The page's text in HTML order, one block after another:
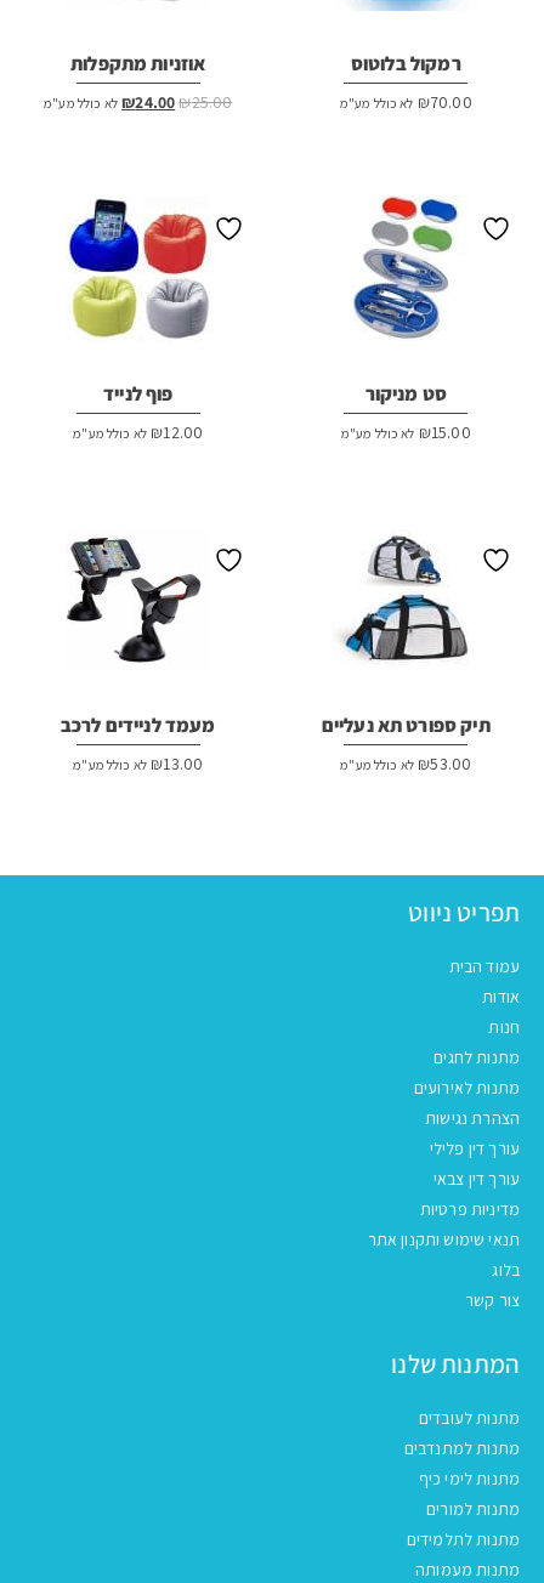
רמקול בלוטוס
₪70.00 לא כולל מע"מ
אוזניות מתקפלות
₪25.00
המחיר₪24.00 המחיר
לא כולל מע"מ
סט מניקור
₪15.00 לא כולל מע"מ
פוף לנייד
₪12.00 לא כולל מע"מ
תיק ספורט תא נעליים
₪53.00 לא כולל מע"מ
מעמד לניידים לרכב
₪13.00 לא כולל מע"מ
תפריט ניווט
עמוד הבית
אודות
חנות
מתנות לחגים
מתנות לאירועים
הצהרת נגישות
עורך דין פלילי
עורך דין צבאי
מדיניות פרטיות
תנאי שימוש ותקנון אתר
בלוג
צור קשר
המתנות שלנו
מתנות לעובדים
מתנות למתנדבים
מתנות לימי כיף
מתנות למורים
מתנות לתלמידים
מתנות מעמותה